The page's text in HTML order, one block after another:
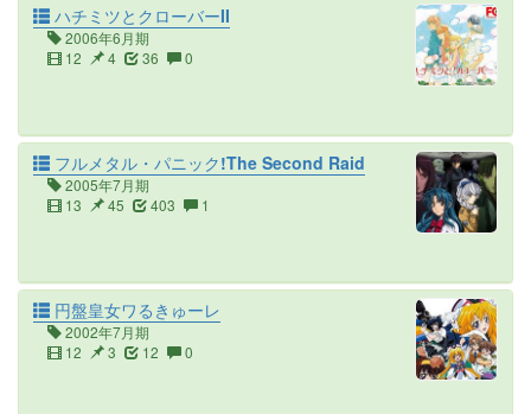
ハチミツとクローバーII
2006年6月期
12
4 36 0
フルメタル・パニック!The Second Raid
2005年7月期
13
45 403 1
円盤皇女ワるきゅーレ
2002年7月期
12
3 12 0